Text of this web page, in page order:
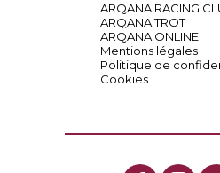
ARQANA RACING
ARQANA TROT
ARQANA ONLINE
Mentions légales
Politique de
Cookies